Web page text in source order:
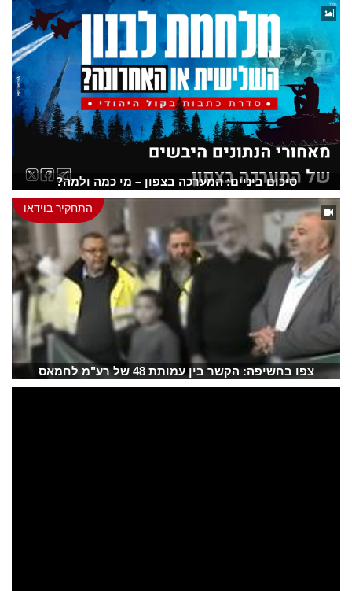
סיכום ביניים: המערכה בצפון – מי כמה ולמה?
התחקיר בוידאו
צפו בחשיפה: הקשר בין עמותת 48 של רע"מ לחמאס